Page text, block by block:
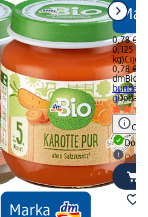
0,78 €
0,125 kg
kg)
0,78 €
dmBio
g